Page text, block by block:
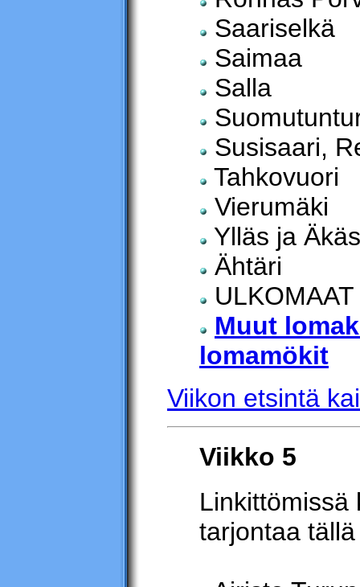
Saariselkä
Saimaa
Salla
Susisaari,
Tahkovuori
Vierumäki
Ylläs ja
Ähtäri
ULKOMAAT
Muut
lomamökit
Viikon etsintä
Viikko 5
Linkittömissä
tarjontaa